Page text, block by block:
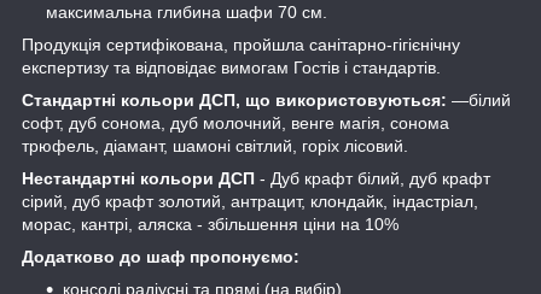
максимальна глибина шафи 70 см.
Продукція сертифікована, пройшла санітарно-гігієнічну
експертизу та відповідає вимогам Гостів і стандартів.
Стандартні кольори ДСП, що використовуються: ―білий
софт, дуб сонома, дуб молочний, венге магія, сонома
трюфель, діамант, шамоні світлий, горіх лісовий.
Нестандартні кольори ДСП - Дуб крафт білий, дуб крафт
сірий, дуб крафт золотий, антрацит, клондайк, індастріал,
морас, кантрі, аляска - збільшення ціни на 10%
Додатково до шаф пропонуємо:
консолі радіусні та прямі (на вибір)